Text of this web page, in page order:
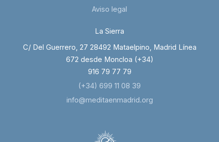
Aviso legal
La Sierra
C/ Del Guerrero, 27 28492 Mataelpino, Madrid Línea
672 desde Moncloa (+34)
916 79 77 79
(+34) 699 11 08 39
info@meditaenmadrid.org